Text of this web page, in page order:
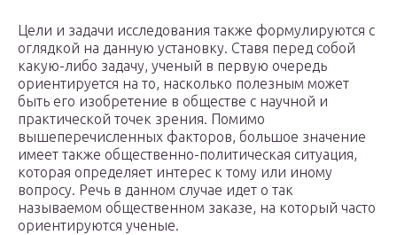
Цели и задачи исследования также формулируются с
оглядкой на данную установку. Ставя перед собой
какую-либо задачу, ученый в первую очередь
ориентируется на то, насколько полезным может
быть его изобретение в обществе с научной и
практической точек зрения. Помимо
вышеперечисленных факторов, большое значение
имеет также общественно-политическая ситуация,
которая определяет интерес к тому или иному
вопросу. Речь в данном случае идет о так
называемом общественном заказе, на который часто
ориентируются ученые.